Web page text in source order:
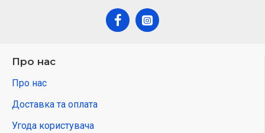
Про нас
Про нас
Доставка та оплата
Угода користувача